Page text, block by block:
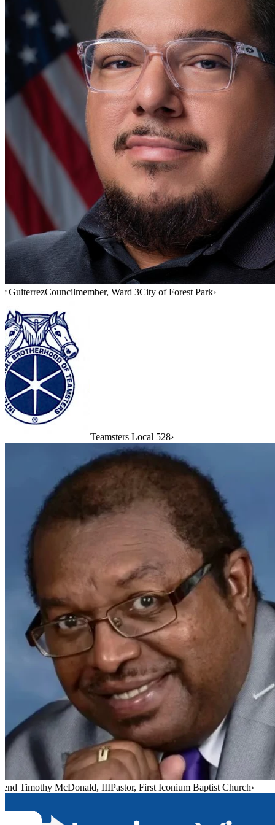
GuiterrezCouncilmember, Ward 3City of Forest Park›
Teamsters Local 528›
Timothy McDonald, IIIPastor, First Iconium Baptist Church›